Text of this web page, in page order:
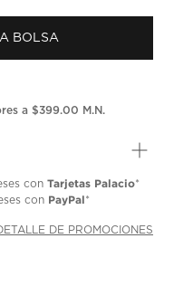
puntuación.
en
la
BOLSA
a $399.00 M.N.
conTarjetas Palacio*
con PayPal*
DE PROMOCIONES